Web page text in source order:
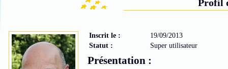
Profil
Inscrit le :
19/09/2013
Statut :
Super utilisateur
Présentation :